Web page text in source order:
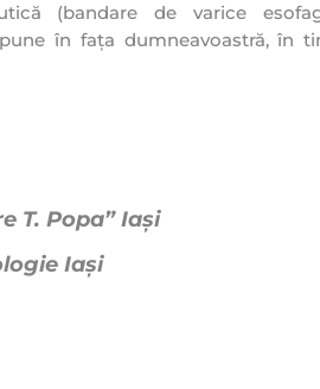
(bandare de varice
în fața dumneavoastră, în
T. Popa” Iaşi
Iaşi